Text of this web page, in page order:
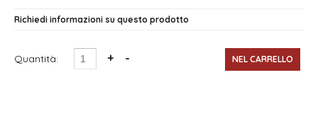
Richiedi informazioni su questo prodotto
Quantità: